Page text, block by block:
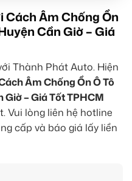
Cách Âm Chống Ồn
Cần Giờ – Giá
Thành Phát Auto. Hiện
Âm Chống Ồn Ô Tô
– Giá Tốt TPHCM
Vui lòng liên hệ hotline
cấp và báo giá lấy liền